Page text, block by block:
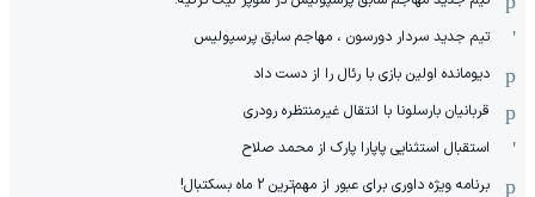
تیم جدید سردار دورسون ، مهاجم سابق پرسپولیس
دیومانده اولین بازی با رئال را از دست داد
قربانیان بارسلونا با انتقال غیرمنتظره رودری
استقبال استثنایی پاپارا پارک از محمد صلاح
برنامه ویژه داوری برای عبور از مهم‌ترین 2 ماه بسکتبال!